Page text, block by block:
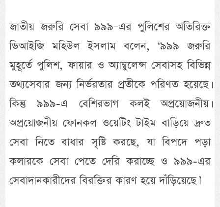
জাতীয় জরুরি সেবা ৯৯৯–এর পুলিশের অতিরিক্ত
ডিআইজি মহিউল ইসলাম বলেন, ‘৯৯৯ জরুরি
মুহূর্তে পুলিশ, ফায়ার ও অ্যাম্বুলেন্স সেবাসহ বিভিন্ন
তথ্যসেবার জন্য নির্ভরতার প্রতীকে পরিণত হয়েছে।
কিন্তু ৯৯৯-এ বেশিরভাগ কলই অপ্রয়োজনীয়।
অপ্রয়োজনীয় ফোনকল ওয়েটিং টাইম বাড়িয়ে দ্রুত
সেবা নিতে বাধার সৃষ্টি করছে, যা বিপদে পড়া
কলারকে সেবা পেতে দেরি করাচ্ছে ও ৯৯৯-এর
সেবাদানকারীদের বিরক্তির কারণ হয়ে দাঁড়িয়েছে।’